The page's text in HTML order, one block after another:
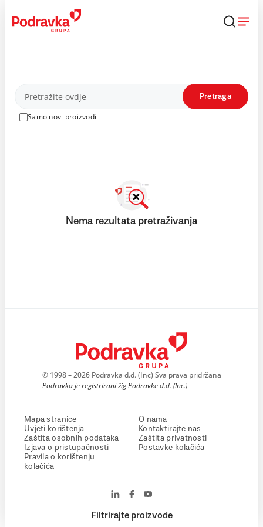
content
Proizvodi
Samo novi proizvodi
Pretraga
Filtrirajte proizvode
Nema rezultata pretraživanja
© 1998 – 2026 Podravka d.d. (Inc) Sva prava pridržana
Podravka je registrirani žig Podravke d.d. (Inc.)
Mapa stranice
Uvjeti korištenja
Zaštita osobnih podataka
Izjava o pristupačnosti
Pravila o korištenju
kolačića
O nama
Kontaktirajte nas
Zaštita privatnosti
Postavke kolačića